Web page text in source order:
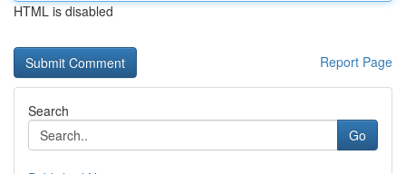
HTML is disabled
Report Page
Search
Go